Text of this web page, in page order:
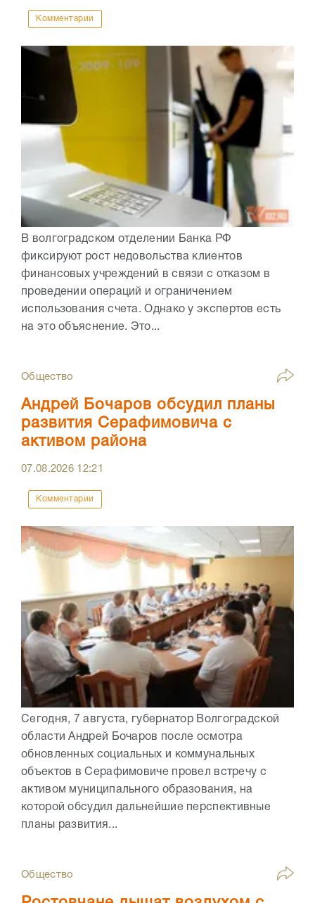
Комментарии
В волгоградском отделении Банка РФ
фиксируют рост недовольства клиентов
финансовых учреждений в связи с отказом в
проведении операций и ограничением
использования счета. Однако у экспертов есть
на это объяснение. Это...
Общество
Андрей Бочаров обсудил планы
развития Серафимовича с
активом района
07.08.2026 12:21
Комментарии
Сегодня, 7 августа, губернатор Волгоградской
области Андрей Бочаров после осмотра
обновленных социальных и коммунальных
объектов в Серафимовиче провел встречу с
активом муниципального образования, на
которой обсудил дальнейшие перспективные
планы развития...
Общество